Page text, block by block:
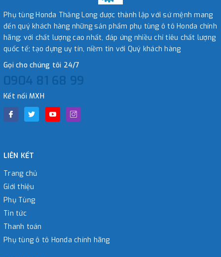
Phụ tùng Honda Thăng Long được thành lập với sứ mệnh mang
đến quý khách hàng những sản phẩm phụ tùng ô tô Honda chính
hãng; với chất lượng cao nhất, đáp ứng nhiều chỉ tiêu chất lượng
quốc tế; tạo dựng uy tín, niềm tin với Quý khách hàng
Gọi cho chúng tôi 24/7
0904 81 68 99
Kết nối MXH
LIÊN KẾT
Trang chủ
Giới thiệu
Phụ Tùng
Tin tức
Thanh toán
Phụ tùng ô tô Honda chính hãng